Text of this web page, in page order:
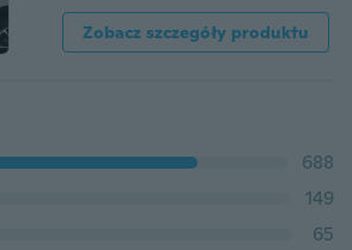
Zobacz szczegóły produktu
688
149
65